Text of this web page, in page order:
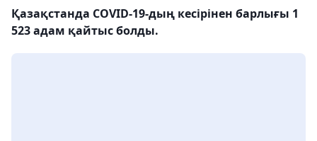
Қазақстанда COVID-19-дың кесірінен барлығы 1
523 адам қайтыс болды.